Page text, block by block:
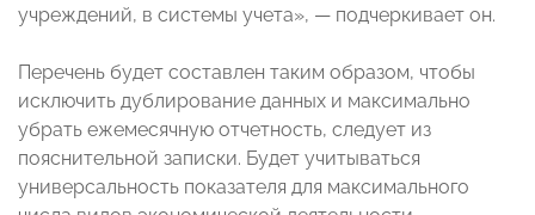
учреждений, в системы учета», — подчеркивает он.
Перечень будет составлен таким образом, чтобы
исключить дублирование данных и максимально
убрать ежемесячную отчетность, следует из
пояснительной записки. Будет учитываться
универсальность показателя для максимального